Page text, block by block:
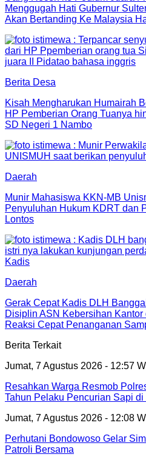
Menggugah Hati Gubernur
Akan Bertanding Ke Malaysia
Berita Desa
Kisah Mengharukan Humairah
HP Pemberian Orang Tuanya
SD Negeri 1 Nambo
Daerah
Munir Mahasiswa KKN-MB
Penyuluhan Hukum KDRT dan
Lontos
Daerah
Gerak Cepat Kadis DLH
Disiplin ASN Kebersihan
Reaksi Cepat Penanganan
Berita Terkait
Jumat, 7 Agustus 2026 - 12:57
Resahkan Warga Resmob
Tahun Pelaku Pencurian Sapi di
Jumat, 7 Agustus 2026 - 12:08
Perhutani Bondowoso Gelar
Patroli Bersama